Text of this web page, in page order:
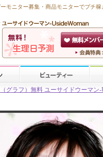
ーモニター募集・商品モニターでプチ稼
グラフ）無料 ユーサイドウーマン-